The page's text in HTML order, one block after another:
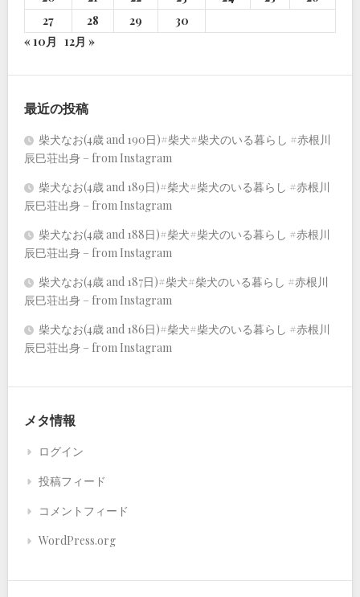
27
28 29
30
« 10月 12月 »
最近の投稿
柴犬なお(4歳 and 190日)#柴犬#柴犬のいる暮らし #赤根川
辰巳荘出身 – from Instagram
柴犬なお(4歳 and 189日)#柴犬#柴犬のいる暮らし #赤根川
辰巳荘出身 – from Instagram
柴犬なお(4歳 and 188日)#柴犬#柴犬のいる暮らし #赤根川
辰巳荘出身 – from Instagram
柴犬なお(4歳 and 187日)#柴犬#柴犬のいる暮らし #赤根川
辰巳荘出身 – from Instagram
柴犬なお(4歳 and 186日)#柴犬#柴犬のいる暮らし #赤根川
辰巳荘出身 – from Instagram
メタ情報
ログイン
投稿フィード
コメントフィード
WordPress.org